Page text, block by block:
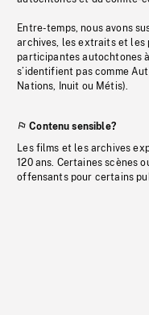
Entre-temps, nous avons
archives, les extraits et les
participantes autochtones
s’identifient pas comme
Nations, Inuit ou Métis).
Contenu sensible?
Les films et les archives
120 ans. Certaines scènes
offensants pour certains